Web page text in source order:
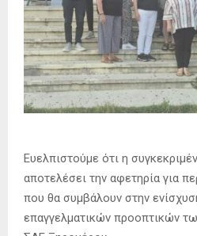
Ευελπιστούμε ότι η
αποτελέσει την αφετηρία για
που θα συμβάλουν στην
επαγγελματικών προοπτικών